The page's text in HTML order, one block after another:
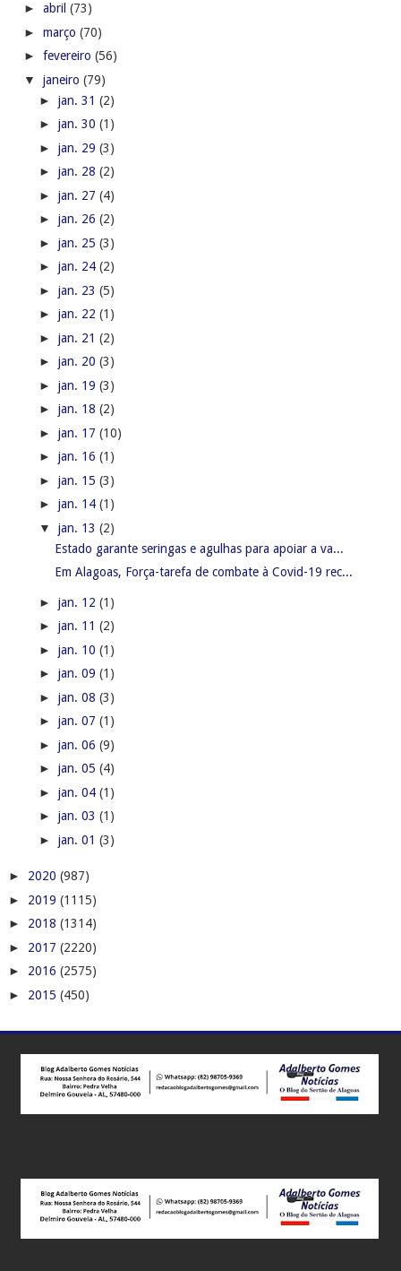
► abril (73)
► março (70)
► fevereiro (56)
▼ janeiro (79)
► jan. 31 (2)
► jan. 30 (1)
► jan. 29 (3)
► jan. 28 (2)
► jan. 27 (4)
► jan. 26 (2)
► jan. 25 (3)
► jan. 24 (2)
► jan. 23 (5)
► jan. 22 (1)
► jan. 21 (2)
► jan. 20 (3)
► jan. 19 (3)
► jan. 18 (2)
► jan. 17 (10)
► jan. 16 (1)
► jan. 15 (3)
► jan. 14 (1)
▼ jan. 13 (2)
Estado garante seringas e agulhas para apoiar a va...
Em Alagoas, Força-tarefa de combate à Covid-19 rec...
► jan. 12 (1)
► jan. 11 (2)
► jan. 10 (1)
► jan. 09 (1)
► jan. 08 (3)
► jan. 07 (1)
► jan. 06 (9)
► jan. 05 (4)
► jan. 04 (1)
► jan. 03 (1)
► jan. 01 (3)
► 2020 (987)
► 2019 (1115)
► 2018 (1314)
► 2017 (2220)
► 2016 (2575)
► 2015 (450)